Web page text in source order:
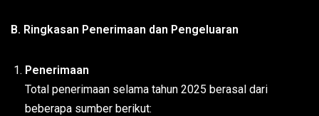
B. Ringkasan Penerimaan dan Pengeluaran
Penerimaan
Total penerimaan selama tahun 2025 berasal dari
beberapa sumber berikut: